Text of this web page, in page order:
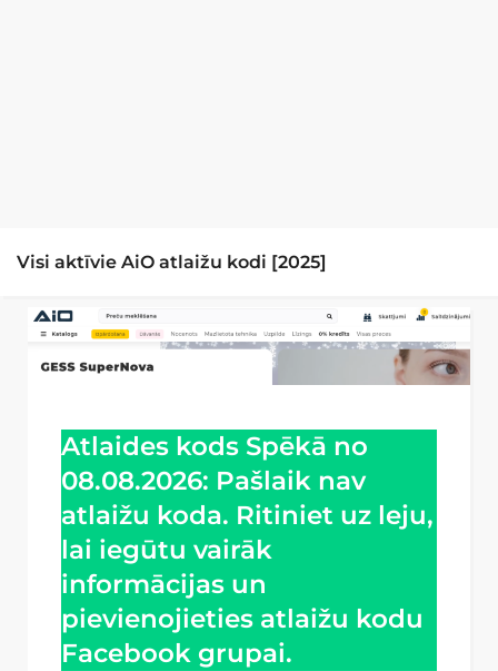
Visi aktīvie AiO atlaižu kodi [2025]
Atlaides kods Spēkā no
08.08.2026: Pašlaik nav
atlaižu koda. Ritiniet uz leju,
lai iegūtu vairāk
informācijas un
pievienojieties atlaižu kodu
Facebook grupai.